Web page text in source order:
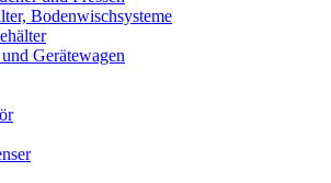
Bodenwischsysteme
Gerätewagen